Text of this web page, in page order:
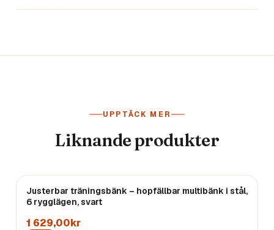
UPPTÄCK MER
Liknande produkter
Justerbar träningsbänk – hopfällbar multibänk i stål,
6 rygglägen, svart
1 629,00kr